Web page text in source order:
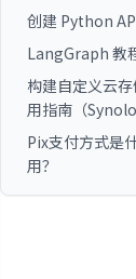
创建 Python
LangGraph 教
构建自定义云
用指南（
Pix支付方式是
用？